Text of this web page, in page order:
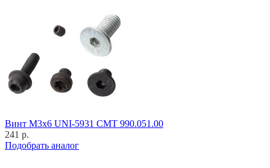
Винт M3x6 UNI-5931 CMT 990.051.00
241 р.
Подобрать аналог